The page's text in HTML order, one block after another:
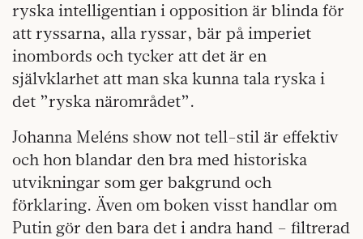
ryska intelligentian i opposition är blinda för
att ryssarna, alla ryssar, bär på imperiet
inombords och tycker att det är en
självklarhet att man ska kunna tala ryska i
det ”ryska närområdet”.
Johanna Meléns show not tell-stil är effektiv
och hon blandar den bra med historiska
utvikningar som ger bakgrund och
förklaring. Även om boken visst handlar om
Putin gör den bara det i andra hand – filtrerad